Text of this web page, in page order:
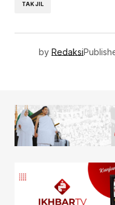
TAKJIL
by Redaksi